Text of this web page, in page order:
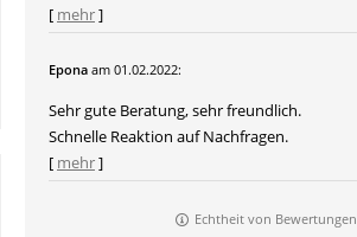
[ mehr]
Epona am 01.02.2022:
Sehr gute Beratung, sehr freundlich.
Schnelle Reaktion auf Nachfragen.
[ mehr]
Echtheit von Bewertungen